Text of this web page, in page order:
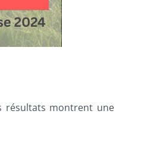
résultats montrent une